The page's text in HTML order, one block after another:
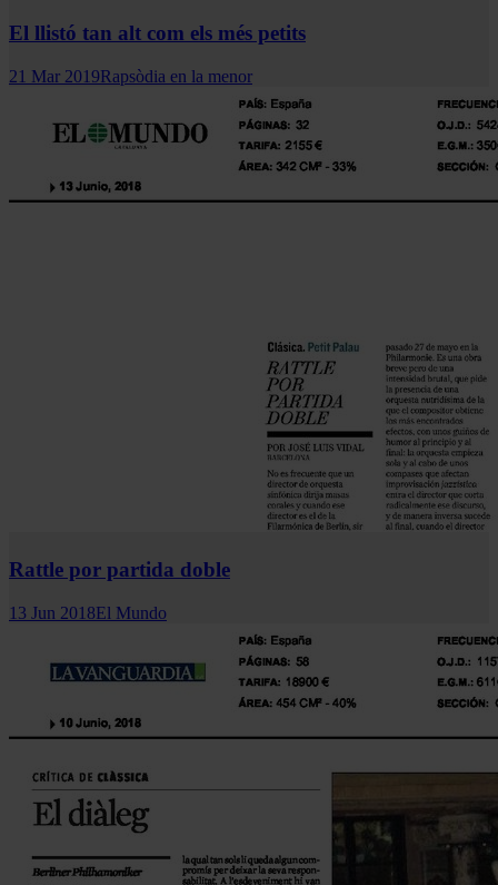
El llistó tan alt com els més petits
21 Mar 2019Rapsòdia en la menor
Rattle por partida doble
13 Jun 2018El Mundo